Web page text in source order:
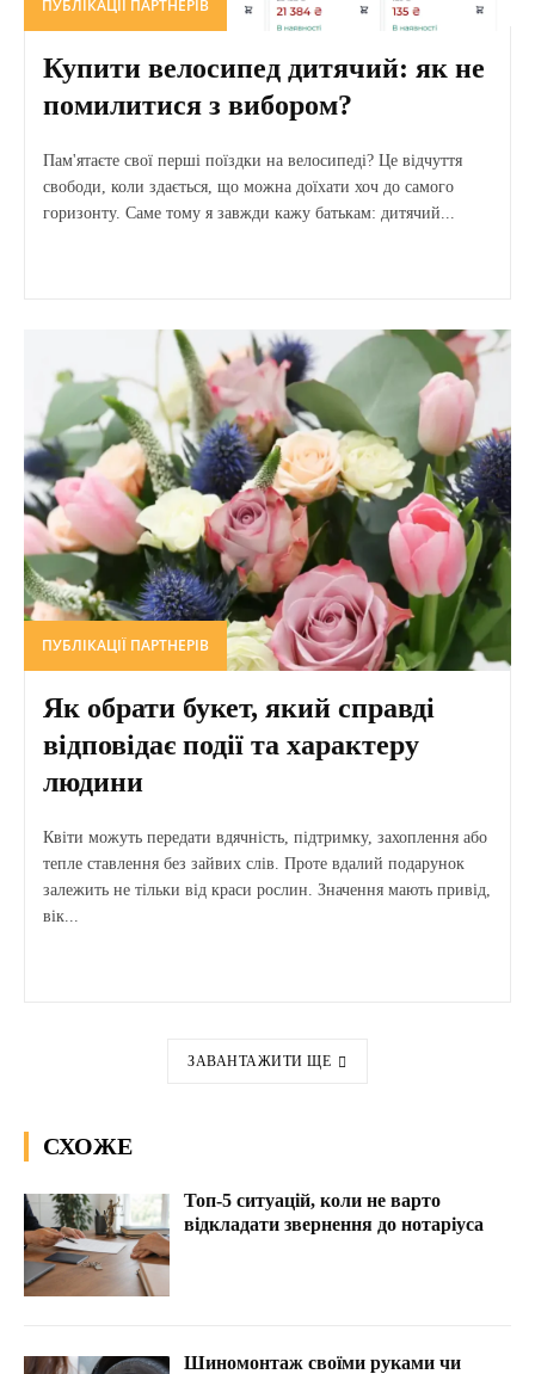
ПУБЛІКАЦІЇ ПАРТНЕРІВ
Купити велосипед дитячий: як не
помилитися з вибором?
Пам'ятаєте свої перші поїздки на велосипеді? Це відчуття
свободи, коли здається, що можна доїхати хоч до самого
горизонту. Саме тому я завжди кажу батькам: дитячий...
ПУБЛІКАЦІЇ ПАРТНЕРІВ
Як обрати букет, який справді
відповідає події та характеру
людини
Квіти можуть передати вдячність, підтримку, захоплення або
тепле ставлення без зайвих слів. Проте вдалий подарунок
залежить не тільки від краси рослин. Значення мають привід,
вік...
ЗАВАНТАЖИТИ ЩЕ
СХОЖЕ
Топ-5 ситуацій, коли не варто
відкладати звернення до нотаріуса
Шиномонтаж своїми руками чи